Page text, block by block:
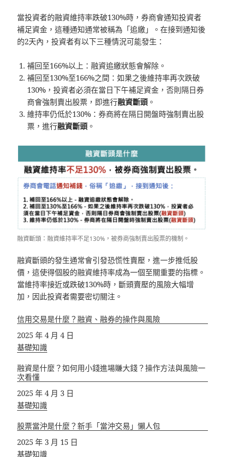
當投資者的融資維持率跌破130%時，券商會通知投資者
補足資金，這種通知通常被稱為「追繳」。在接到通知後
的2天內，投資者有以下三種情況可能發生：
補回至166%以上：融資追繳狀態會解除。
補回至130%至166%之間：如果之後維持率再次跌破
130%，投資者必須在當日下午補足資金，否則隔日券
商會強制賣出股票，即進行融資斷頭 。
維持率仍低於130%：券商將在隔日開盤時強制賣出股
票，進行融資斷頭 。
融資斷頭：融資維持率不足130%，被券商強制賣出股票的機制。
融資斷頭的發生通常會引發恐慌性賣壓，進一步推低股
價，這使得個股的融資維持率成為一個至關重要的指標。
當維持率接近或跌破130%時，斷頭賣壓的風險大幅增
加，因此投資者需要密切關注。
信用交易是什麼？融資、融券的操作與風險
日期
2025 年 4 月 4 日
關於
基礎知識
融資是什麼？如何用小錢進場賺大錢？操作方法與風險一
次看懂
日期
2025 年 4 月 3 日
關於
基礎知識
股票當沖是什麼？新手「當沖交易」懶人包
日期
2025 年 3 月 15 日
關於
基礎知識